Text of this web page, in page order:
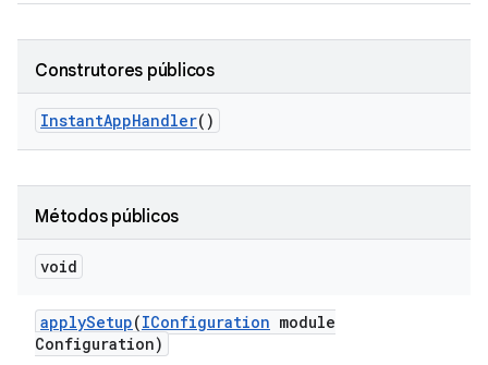
Construtores públicos
InstantAppHandler()
Métodos públicos
void
applySetup(IConfiguration module
Configuration)